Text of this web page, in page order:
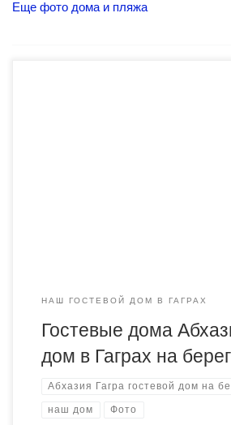
Еще фото дома и пляжа
НАШ ГОСТЕВОЙ ДОМ В ГАГРАХ
Гостевые дома
дом в Гаграх на
Абхазия Гагра гостевой дом на
наш дом Фото